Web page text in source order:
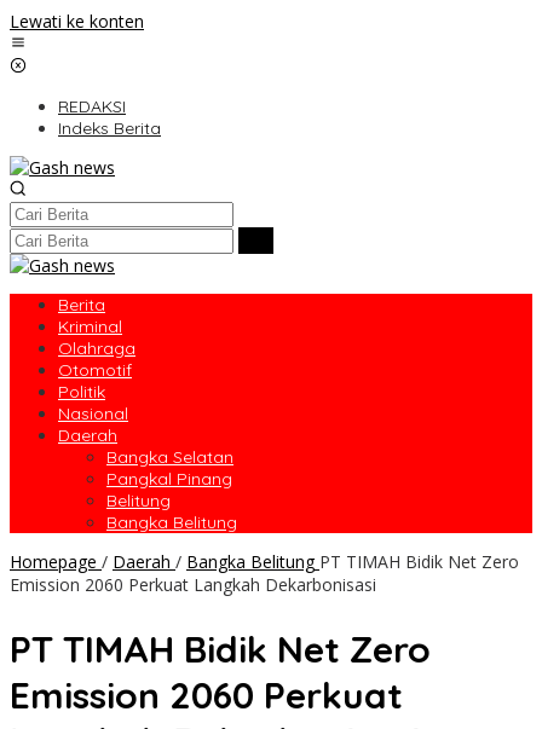
Lewati ke konten
REDAKSI
Indeks Berita
Berita
Kriminal
Olahraga
Otomotif
Politik
Nasional
Daerah
Bangka Selatan
Pangkal Pinang
Belitung
Bangka Belitung
Homepage / Daerah / Bangka Belitung PT TIMAH Bidik Net Zero
Emission 2060 Perkuat Langkah Dekarbonisasi
PT TIMAH Bidik Net Zero
Emission 2060 Perkuat